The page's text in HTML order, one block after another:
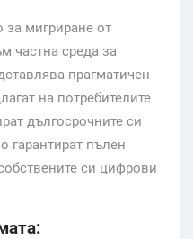
за мигриране от
частна среда за
прагматичен
на потребителите
дългосрочните си
гарантират пълен
си цифрови